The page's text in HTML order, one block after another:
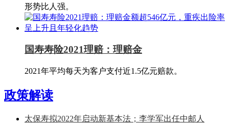
形势比人强。
国寿寿险2021理赔：理赔金
2021年平均每天为客户支付近1.5亿元赔款。
政策解读
太保寿拟2022年启动新基本法；李学军出任中邮人